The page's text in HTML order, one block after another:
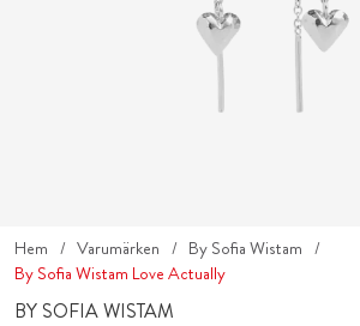
Hem Varumärken
By Sofia Wistam
By Sofia Wistam Love Actually
BY SOFIA WISTAM